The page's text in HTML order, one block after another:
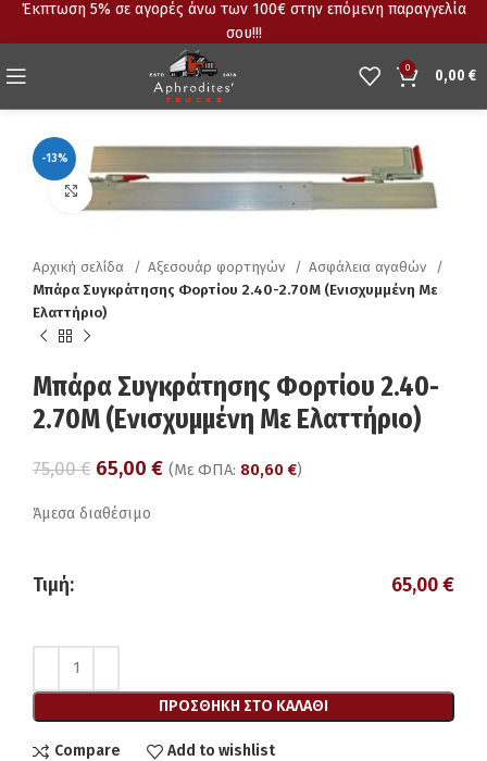
Έκπτωση 5% σε αγορές άνω των 100€ στην επόμενη παραγγελία
σου!!!
0 0,00 €
-13%
Click to enlarge
Αρχική σελίδα Αξεσουάρ φορτηγών
Ασφάλεια αγαθών
Μπάρα Συγκράτησης Φορτίου 2.40-2.70M (Eνισχυμμένη Με
Ελαττήριο)
Μπάρα Συγκράτησης Φορτίου 2.40-
2.70M (Eνισχυμμένη Με Ελαττήριο)
75,00€ 65,00 € (Με ΦΠΑ: 80,60 €)
Άμεσα διαθέσιμο
Τιμή: 65,00€
ΠΡΟΣΘΉΚΗ ΣΤΟ ΚΑΛΆΘΙ
Compare Add to wishlist